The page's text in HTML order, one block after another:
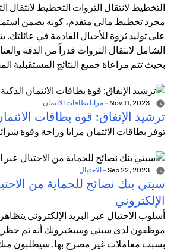
التخطيط لانتقال الثروات التخطيط لانتقال
مجرد تخطيط مالي متقدم، كونه يضمن
على توليد ثروة للأجيال القادمة في
الشامل لانتقال الثروات قدراً من الدقة
بحيث تتم مراعاة جميع النتائج المستقبلية
- مزايا بطاقات الائتمان
ترشيد الإنفاق: قوة بطاقات
توفر بطاقات الائتمان مزايا وراحة وقوة
- الاحتيال
سيتي بنك نصائح للحماية من
الإلكتروني
أسلوب الاحتيال عبر البريد الإلكتروني
موظفون لدى سيتي وسيخبرونك أنه تم حظر
بسبب معاملات غير مصرح بها. سيطلبون